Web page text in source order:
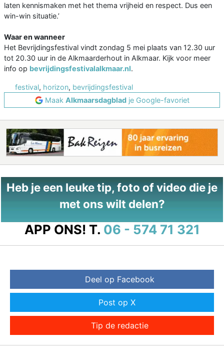
laten kennismaken met het thema vrijheid en respect. Dus een
win-win situatie.’
Waar en wanneer
Het Bevrijdingsfestival vindt zondag 5 mei plaats van 12.30 uur
tot 20.30 uur in de Alkmaarderhout in Alkmaar. Kijk voor meer
info op bevrijdingsfestivalalkmaar.nl.
festival, horizon, bevrijdingsfestival
Maak Alkmaarsdagbladje Google-favoriet
Heb je een leuke tip, foto of video die je
met ons wilt delen?
APP ONS! T. 06 - 574 71 321
Deel op Facebook
Post op X
Tip de redactie